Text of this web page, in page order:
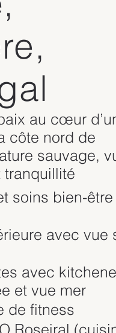
au cœur
côte nord de
sauvage,
tranquillité
soins bien-
avec vue
avec
et vue mer
de fitness